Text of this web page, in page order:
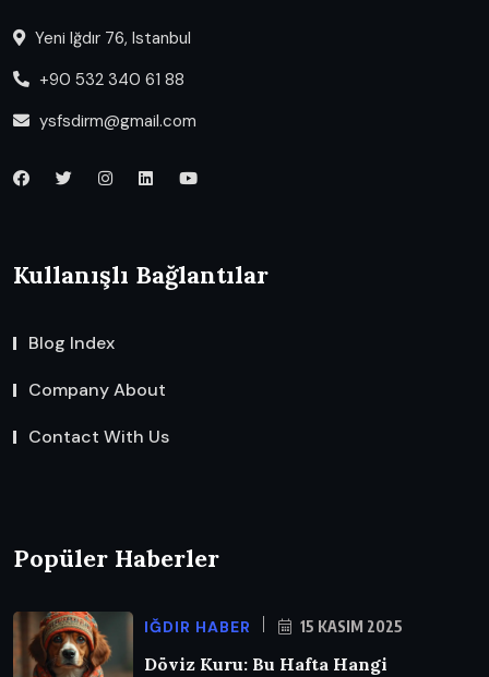
Yeni Iğdır 76, Istanbul
+90 532 340 61 88
ysfsdirm@gmail.com
Kullanışlı Bağlantılar
Blog Index
Company About
Contact With Us
Popüler Haberler
IĞDIR HABER 15 KASIM 2025
Döviz Kuru: Bu Hafta Hangi